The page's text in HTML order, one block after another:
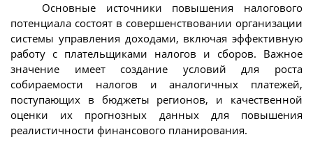
Основные источники повышения налогового
потенциала состоят в совершенствовании организации
системы управления доходами, включая эффективную
работу с плательщиками налогов и сборов. Важное
значение имеет создание условий для роста
собираемости налогов и аналогичных платежей,
поступающих в бюджеты регионов, и качественной
оценки их прогнозных данных для повышения
реалистичности финансового планирования.